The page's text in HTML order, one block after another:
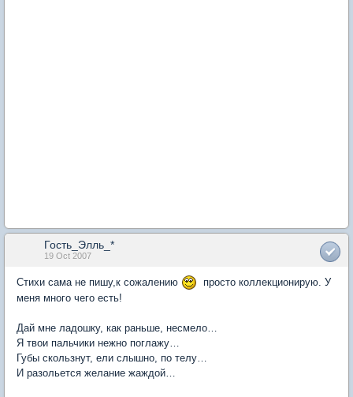
Гость_Элль_*
19 Oct 2007
Стихи сама не пишу,к сожалению
просто коллекционирую. У
меня много чего есть!
Дай мне ладошку, как раньше, несмело…
Я твои пальчики нежно поглажу…
Губы скользнут, ели слышно, по телу…
И разольется желание жаждой…